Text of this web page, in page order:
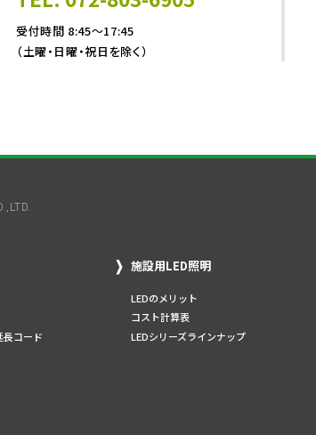
受付時間 8:45～17:45
（土曜・日曜・祝日を除く）
長コード
施設用LED照明
LEDのメリット
コスト計算表
LEDシリーズラインナップ